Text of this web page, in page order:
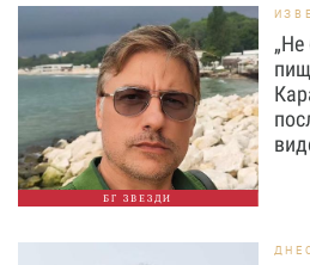
БГ ЗВЕЗДИ